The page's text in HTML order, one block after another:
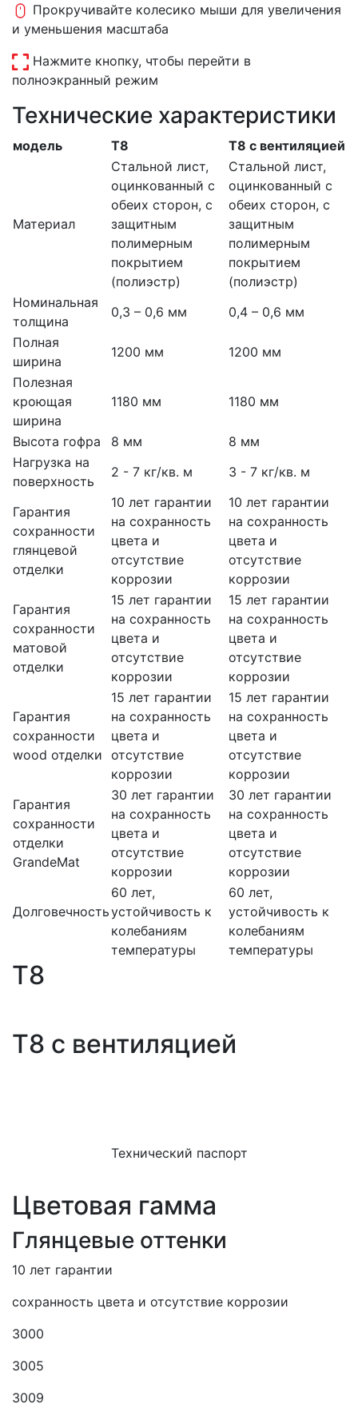
Прокручивайте колесико мыши для увеличения
и уменьшения масштаба
Нажмите кнопку, чтобы перейти в
полноэкранный режим
Технические характеристики
модель T8 T8 с вентиляцией
Материал
Стальной лист,
оцинкованный с
обеих сторон, с
защитным
полимерным
покрытием
(полиэстр)
Стальной лист,
оцинкованный с
обеих сторон, с
защитным
полимерным
покрытием
(полиэстр)
Номинальная
толщина
0,3 – 0,6 мм
0,4 – 0,6 мм
Полная
ширина
1200 мм
1200 мм
Полезная
кроющая
ширина
1180 мм 1180 мм
Высота гофра 8 мм
8 мм
Нагрузка на
поверхность
2 - 7 кг/кв. м 3 - 7 кг/кв. м
Гарантия
сохранности
глянцевой
отделки
10 лет гарантии
на сохранность
цвета и
отсутствие
коррозии
10 лет гарантии
на сохранность
цвета и
отсутствие
коррозии
Гарантия
сохранности
матовой
отделки
15 лет гарантии
на сохранность
цвета и
отсутствие
коррозии
15 лет гарантии
на сохранность
цвета и
отсутствие
коррозии
Гарантия
сохранности
wood отделки
15 лет гарантии
на сохранность
цвета и
отсутствие
коррозии
15 лет гарантии
на сохранность
цвета и
отсутствие
коррозии
Гарантия
сохранности
отделки
GrandeMat
30 лет гарантии
на сохранность
цвета и
отсутствие
коррозии
30 лет гарантии
на сохранность
цвета и
отсутствие
коррозии
Долговечность
60 лет,
устойчивость к
колебаниям
температуры
60 лет,
устойчивость к
колебаниям
температуры
T8
T8 с вентиляцией
Технический паспорт
Цветовая гамма
Глянцевые оттенки
10 лет гарантии
сохранность цвета и отсутствие коррозии
3000
3005
3009